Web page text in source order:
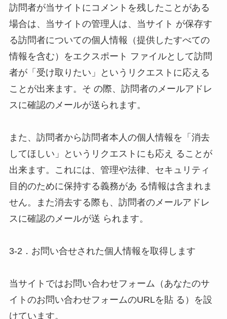
訪問者が当サイトにコメントを残したことがある
場合は、当サイトの管理人は、当サイト が保存す
る訪問者についての個人情報（提供したすべての
情報を含む）をエクスポート ファイルとして訪問
者が「受け取りたい」というリクエストに応える
ことが出来ます。そ の際、訪問者のメールアドレ
スに確認のメールが送られます。
また、訪問者から訪問者本人の個人情報を「消去
してほしい」というリクエストにも応え ることが
出来ます。これには、管理や法律、セキュリティ
目的のために保持する義務があ る情報は含まれま
せん。また消去する際も、訪問者のメールアドレ
スに確認のメールが送 られます。
3-2．お問い合せされた個人情報を取得します
当サイトではお問い合わせフォーム（あなたのサ
イトのお問い合わせフォームのURLを貼 る）を設
けています。